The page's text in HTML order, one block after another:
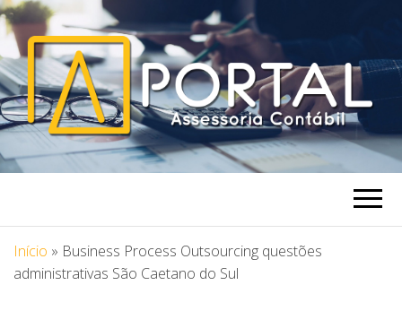
PORTAL
ASSESSORIA
Blog Portal Assessoria
Início » Business Process Outsourcing questões
administrativas São Caetano do Sul